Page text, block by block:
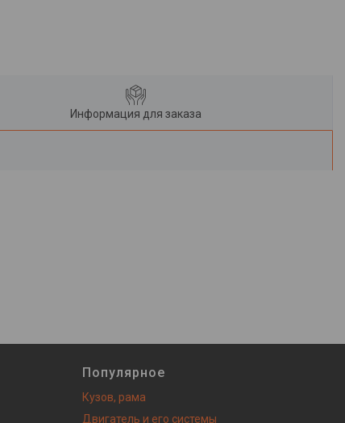
Информация для заказа
Популярное
Кузов, рама
Двигатель и его системы